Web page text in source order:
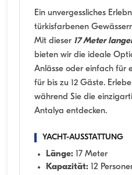
Ein unvergessliches
türkisfarbenen
Mit dieser 17 Meter
bieten wir die ideale
Anlässe oder einfach für
für bis zu 12 Gäste.
während Sie die
Antalya entdecken.
YACHT-AUSSTATTUNG
Länge: 17 Meter
Kapazität: 12